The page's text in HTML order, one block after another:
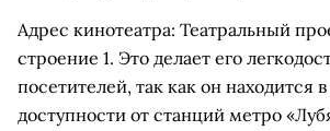
Адрес кинотеатра: Театральный
строение 1. Это делает его
посетителей, так как он находится
доступности от станций метро